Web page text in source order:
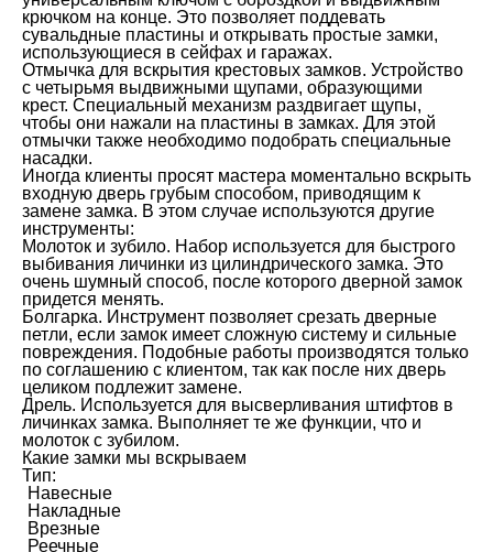
крючком на конце. Это позволяет поддевать
сувальдные пластины и открывать простые замки,
использующиеся в сейфах и гаражах.
Отмычка для вскрытия крестовых замков. Устройство
с четырьмя выдвижными щупами, образующими
крест. Специальный механизм раздвигает щупы,
чтобы они нажали на пластины в замках. Для этой
отмычки также необходимо подобрать специальные
насадки.
Иногда клиенты просят мастера моментально вскрыть
входную дверь грубым способом, приводящим к
замене замка. В этом случае используются другие
инструменты:
Молоток и зубило. Набор используется для быстрого
выбивания личинки из цилиндрического замка. Это
очень шумный способ, после которого дверной замок
придется менять.
Болгарка. Инструмент позволяет срезать дверные
петли, если замок имеет сложную систему и сильные
повреждения. Подобные работы производятся только
по соглашению с клиентом, так как после них дверь
целиком подлежит замене.
Дрель. Используется для высверливания штифтов в
личинках замка. Выполняет те же функции, что и
молоток с зубилом.
Какие замки мы вскрываем
Тип:
Навесные
Накладные
Врезные
Реечные